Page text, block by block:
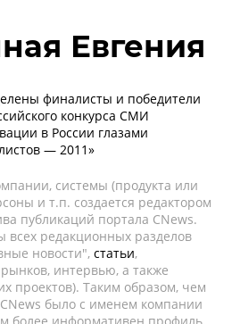
Евгения
финалисты и победители
конкурса СМИ
в России глазами
— 2011»
системы (продукта или
и т.п. создается редактором
публикаций портала CNews.
всех редакционных разделов
новости", статьи,
интервью, а также
проектов). Таким образом, чем
было с именем компании